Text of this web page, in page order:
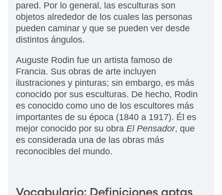
pared. Por lo general, las esculturas son
objetos alrededor de los cuales las personas
pueden caminar y que se pueden ver desde
distintos ángulos.
Auguste Rodin fue un artista famoso de
Francia. Sus obras de arte incluyen
ilustraciones y pinturas; sin embargo, es más
conocido por sus esculturas. De hecho, Rodin
es conocido como uno de los escultores más
importantes de su época (1840 a 1917). Él es
mejor conocido por su obra El Pensador, que
es considerada una de las obras más
reconocibles del mundo.